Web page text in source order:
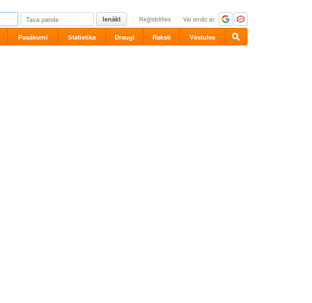
Ienākt Reģistrēties Vai ienāc ar
Pasākumi Statistika Draugi Raksti Vēstules